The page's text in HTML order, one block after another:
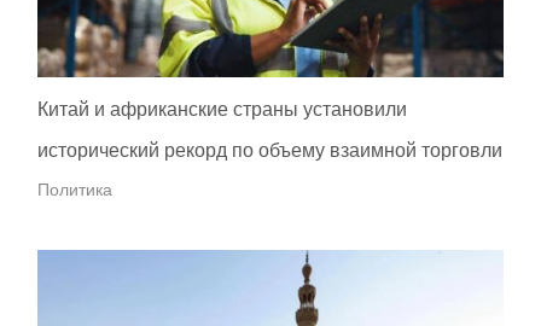
Китай и африканские страны установили
исторический рекорд по объему взаимной торговли
Политика